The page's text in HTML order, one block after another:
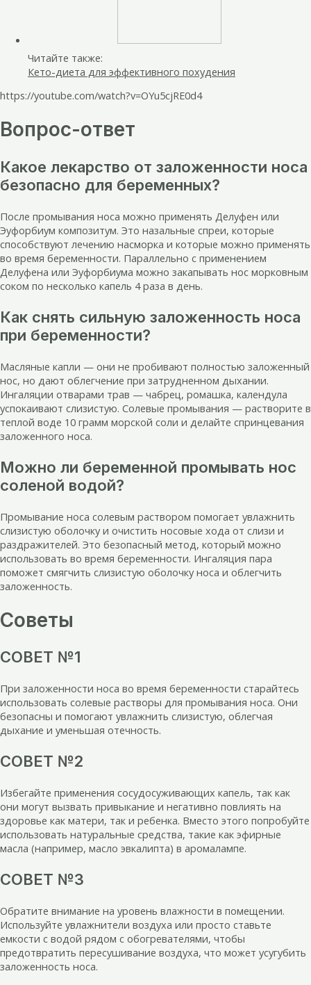
Читайте также:
Кето-диета для эффективного похудения
https://youtube.com/watch?v=OYu5cjRE0d4
Вопрос-ответ
Какое лекарство от заложенности носа
безопасно для беременных?
После промывания носа можно применять Делуфен или
Эуфорбиум композитум. Это назальные спреи, которые
способствуют лечению насморка и которые можно применять
во время беременности. Параллельно с применением
Делуфена или Эуфорбиума можно закапывать нос морковным
соком по несколько капель 4 раза в день.
Как снять сильную заложенность носа
при беременности?
Масляные капли — они не пробивают полностью заложенный
нос, но дают облегчение при затрудненном дыхании.
Ингаляции отварами трав — чабрец, ромашка, календула
успокаивают слизистую. Солевые промывания — растворите в
теплой воде 10 грамм морской соли и делайте спринцевания
заложенного носа.
Можно ли беременной промывать нос
соленой водой?
Промывание носа солевым раствором помогает увлажнить
слизистую оболочку и очистить носовые хода от слизи и
раздражителей. Это безопасный метод, который можно
использовать во время беременности. Ингаляция пара
поможет смягчить слизистую оболочку носа и облегчить
заложенность.
Советы
СОВЕТ №1
При заложенности носа во время беременности старайтесь
использовать солевые растворы для промывания носа. Они
безопасны и помогают увлажнить слизистую, облегчая
дыхание и уменьшая отечность.
СОВЕТ №2
Избегайте применения сосудосуживающих капель, так как
они могут вызвать привыкание и негативно повлиять на
здоровье как матери, так и ребенка. Вместо этого попробуйте
использовать натуральные средства, такие как эфирные
масла (например, масло эвкалипта) в аромалампе.
СОВЕТ №3
Обратите внимание на уровень влажности в помещении.
Используйте увлажнители воздуха или просто ставьте
емкости с водой рядом с обогревателями, чтобы
предотвратить пересушивание воздуха, что может усугубить
заложенность носа.